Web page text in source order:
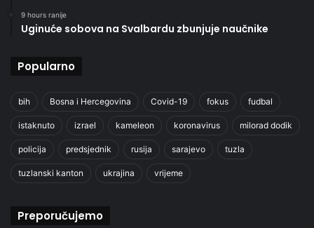
9 hours ranije
Uginuće sobova na Svalbardu zbunjuje naučnike
Popularno
bih Bosna i Hercegovina Covid-19 fokus fudbal
istaknuto izrael kameleon koronavirus milorad dodik
policija predsjednik rusija sarajevo tuzla
tuzlanski kanton ukrajina vrijeme
Preporučujemo